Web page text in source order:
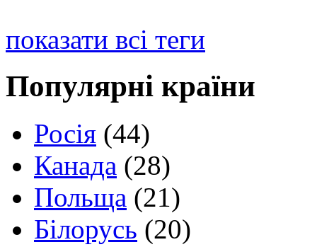
показати всі теги
Популярні країни
Росія (44)
Канада (28)
Польща (21)
Білорусь (20)